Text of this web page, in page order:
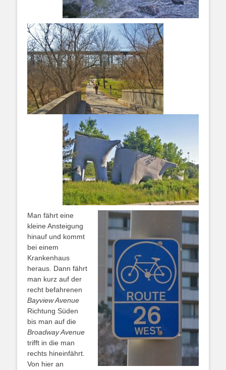
Man fährt eine
kleine Ansteigung
hinauf und kommt
bei einem
Krankenhaus
heraus. Dann fährt
man kurz auf der
recht befahrenen
Bayview Avenue
Richtung Süden
bis man auf die
Broadway Avenue
trifft in die man
rechts hineinfährt.
Von hier an